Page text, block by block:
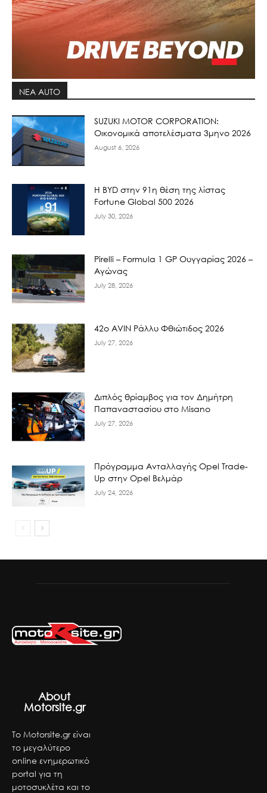
ΝΕΑ AUTO
SUZUKI MOTOR CORPORATION:
Οικονομικά αποτελέσματα 3μηνο 2026
August 6, 2026
Η BYD στην 91η θέση της λίστας
Fortune Global 500 2026
July 30, 2026
Pirelli – Formula 1 GP Ουγγαρίας 2026 –
Αγώνας
July 28, 2026
42ο AVIN Ράλλυ Φθιώτιδος 2026
July 27, 2026
Διπλός θρίαμβος για τον Δημήτρη
Παπαναστασίου στο Misano
July 27, 2026
Πρόγραμμα Ανταλλαγής Opel Trade-
Up στην Opel Βελμάρ
July 24, 2026
About
Motorsite.gr
Το Motorsite.gr είναι
το μεγαλύτερο
online ενημερωτικό
portal για τη
μοτοσυκλέτα και το